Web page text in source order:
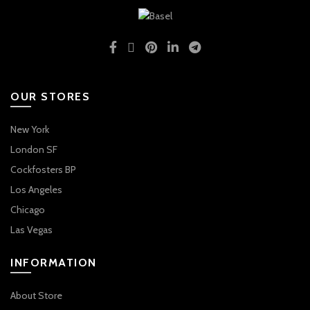
OUR STORES
New York
London SF
Cockfosters BP
Los Angeles
Chicago
Las Vegas
INFORMATION
About Store